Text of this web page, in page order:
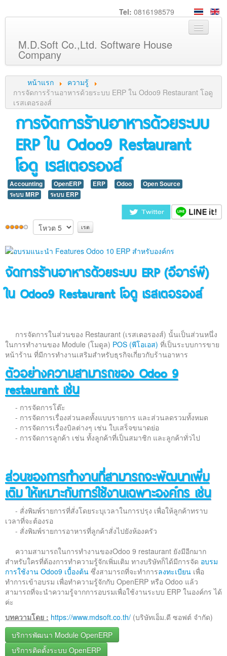
Tel: 0816198579
M.D.Soft Co.,Ltd. Software House
Company
หน้าหลัก
เกี่ยวกับเรา
บริการ
สินค้า
ความรู้
ลูกค้า
ภาพกิจกรรม
ร่วมงานกับเรา
ติดต่อเรา
หน้าแรก
ความรู้
การจัดการร้านอาหารด้วยระบบ ERP ใน Odoo9 Restaurant โอดู
เรสเตอรองส์
การจัดการร้านอาหารด้วยระบบ
ERP ใน Odoo9 Restaurant
โอดู เรสเตอรองส์
Accounting OpenERP ERP Odoo
Open Source
ระบบ MRP
ระบบ ERP
จัดการร้านอาหารด้วยระบบ ERP (อีอาร์พี)
ใน Odoo9 Restaurant โอดู เรสเตอรองส์
การจัดการในส่วนของ Restaurant (เรสเตอรองส์) นั้นเป็นส่วนหนึ่ง
ในการทำงานของ Module (โมดูล) POS (พีโอเอส) ที่เป็นระบบการขาย
หน้าร้าน ที่มีการทำงานเสริมสำหรับธุรกิจเกี่ยวกับร้านอาหาร
ตัวอย่างความสามารถของ Odoo 9
restaurant เช่น
- การจัดการโต๊ะ
- การจัดการเรื่องส่วนลดทั้งแบบรายการ และส่วนลดรวมทั้งหมด
- การจัดการเรื่องบิลต่างๆ เช่น ใบเสร็จขนาดย่อ
- การจัดการลูกค้า เช่น ทั้งลูกค้าที่เป็นสมาชิก และลูกค้าทั่วไป
ส่วนของการทำงานที่สามารถจะพัฒนาเพิ่ม
เติม ให้เหมาะกับการใช้งานเฉพาะองค์กร เช่น
- สั่งพิมพ์รายการที่สั่งโดยระบุเวลาในการปรุง เพื่อให้ลูกค้าทราบ
เวลาที่จะต้องรอ
- สั่งพิมพ์รายการอาหารที่ลูกค้าสั่งไปยังห้องครัว
ความสามารถในการทำงานของOdoo 9 restaurant ยังมีอีกมาก
สำหรับใครที่ต้องการทำความรู้จักเพิ่มเติม ทางบริษัทก็ได้มีการจัด อบรม
การใช้งาน Odoo9 เบื้องต้น ซึ่งสามารถที่จะทำการลงทะเบียน เพื่อ
ทำการเข้าอบรม เพื่อทำความรู้จักกับ OpenERP หรือ Odoo แล้ว
สามารถที่จะนำความรู้จากการอบรมเพื่อใช้งานระบบ ERP ในองค์กร ได้
ค่ะ
บทความโดย : https://www.mdsoft.co.th/ (บริษัทเอ็ม.ดี ซอฟต์ จำกัด)
บริการพัฒนา Module OpenERP
บริการติดตั้งระบบ OpenERP